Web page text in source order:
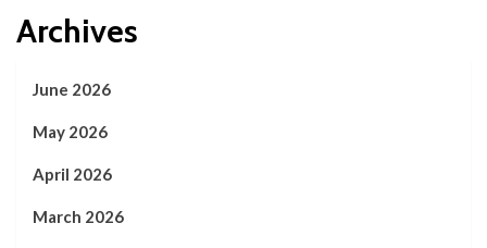
Archives
June 2026
May 2026
April 2026
March 2026